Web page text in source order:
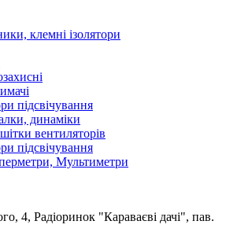
клемні ізолятори
підсвічування
динаміки
вентиляторів
підсвічування
Мультиметри
4, Радіоринок "Караваєві дачі", пав.